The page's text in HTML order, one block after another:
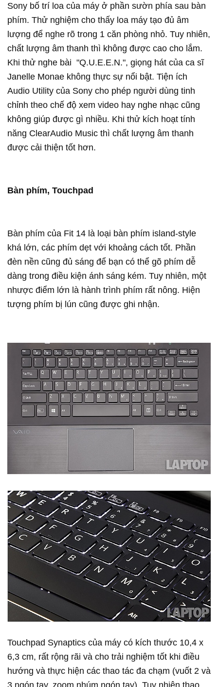
Sony bố trí loa của máy ở phần sườn phía sau bàn
phím. Thử nghiệm cho thấy loa máy tạo đủ âm
lượng để nghe rõ trong 1 căn phòng nhỏ. Tuy nhiên,
chất lượng âm thanh thì không được cao cho lắm.
Khi thử nghe bài "Q.U.E.E.N.", giọng hát của ca sĩ
Janelle Monae không thực sự nổi bật. Tiện ích
Audio Utility của Sony cho phép người dùng tinh
chỉnh theo chế độ xem video hay nghe nhạc cũng
không giúp được gì nhiều. Khi thử kích hoạt tính
năng ClearAudio Music thì chất lượng âm thanh
được cải thiện tốt hơn.
Bàn phím, Touchpad
Bàn phím của Fit 14 là loại bàn phím island-style
khá lớn, các phím dẹt với khoảng cách tốt. Phần
đèn nền cũng đủ sáng để bạn có thể gõ phím dễ
dàng trong điều kiện ánh sáng kém. Tuy nhiên, một
nhược điểm lớn là hành trình phím rất nông. Hiện
tượng phím bị lún cũng được ghi nhận.
Touchpad Synaptics của máy có kích thước 10,4 x
6,3 cm, rất rộng rãi và cho trải nghiệm tốt khi điều
hướng và thực hiện các thao tác đa chạm (vuốt 2 và
3 ngón tay, zoom nhúm ngón tay). Tuy nhiên thao